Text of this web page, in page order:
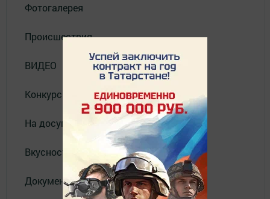
Фотогалерея
Происшествия
ВИДЕО
Конкурсы
На досуге
Вкусности
Документы